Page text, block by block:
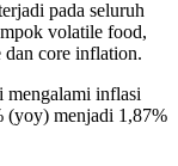
pada seluruh
volatile food,
core inflation.
mengalami inflasi
(yoy) menjadi 1,87%